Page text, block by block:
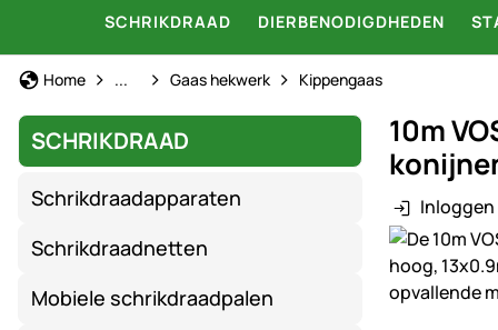
SCHRIKDRAAD DIERBENODIGDHEDEN
Home Schrikdraad
... Gaas hekwerk Kippengaas
SCHRIKDRAAD
Schrikdraadapparaten
Schrikdraadnetten
Mobiele schrikdraadpalen
10m